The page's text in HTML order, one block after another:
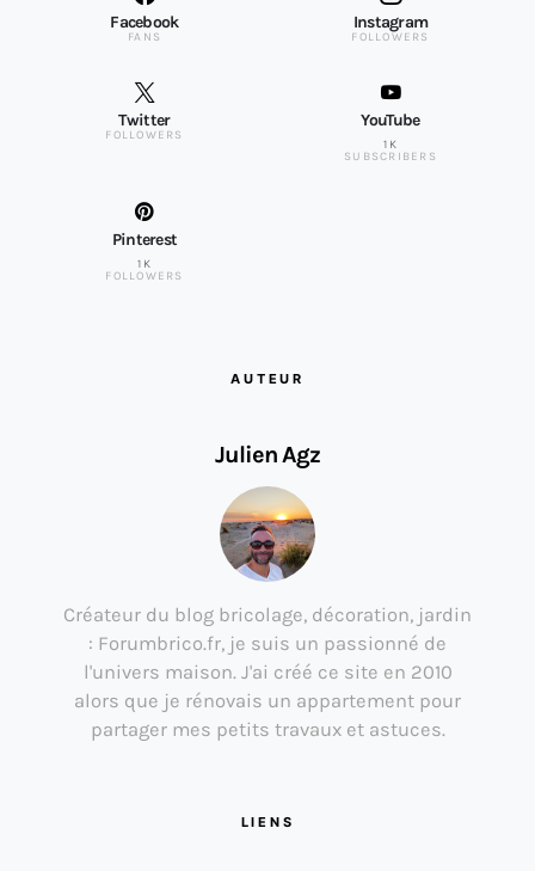
Facebook
FANS
Instagram
FOLLOWERS
Twitter
FOLLOWERS
YouTube
1K
SUBSCRIBERS
Pinterest
1K
FOLLOWERS
AUTEUR
Julien Agz
Créateur du blog bricolage, décoration, jardin
: Forumbrico.fr, je suis un passionné de
l'univers maison. J'ai créé ce site en 2010
alors que je rénovais un appartement pour
partager mes petits travaux et astuces.
LIENS